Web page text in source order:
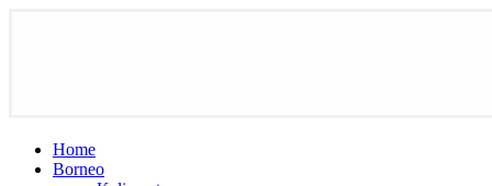
Home
Borneo